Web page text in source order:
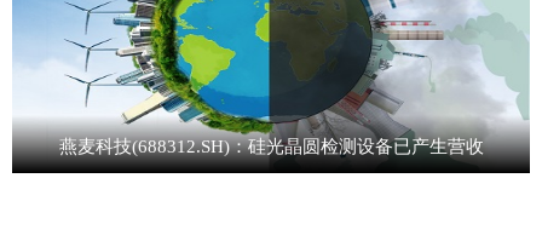
燕麦科技(688312.SH)：硅光晶圆检测设备已产生营收